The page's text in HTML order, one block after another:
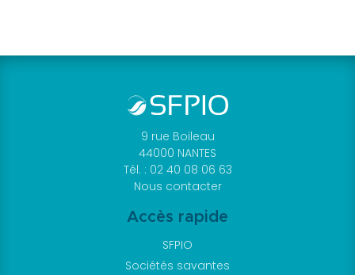
9 rue Boileau
44000 NANTES
Tél. : 02 40 08 06 63
Nous contacter
Accès rapide
SFPIO
Sociétés savantes